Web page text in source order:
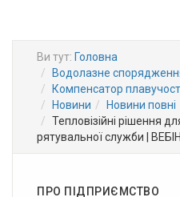
Ви тут: Головна
Водолазне
Компенсатор
Новини
Новини повні
Тепловізійні рішення
рятувальної служби |
ПРО ПІДПРИЄМСТВО